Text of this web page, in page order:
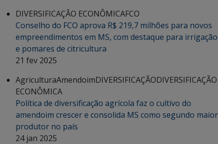
DIVERSIFICAÇÃO ECONÔMICAFCO
Conselho do FCO aprova R$ 219,7 milhões para novos
empreendimentos em MS, com destaque para irrigação
e pomares de citricultura
21 fev 2025
AgriculturaAmendoimDIVERSIFICAÇÃODIVERSIFICAÇÃO
ECONÔMICA
Política de diversificação agrícola faz o cultivo do
amendoim crescer e consolida MS como segundo maior
produtor no país
24 jan 2025